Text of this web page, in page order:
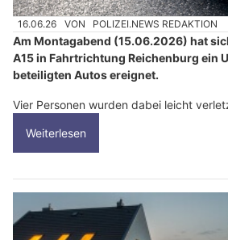
16.06.26 VON POLIZEI.NEWS REDAKTION
Am Montagabend (15.06.2026) hat
A15 in Fahrtrichtung Reichenburg ein
beteiligten Autos ereignet.
Vier Personen wurden dabei leicht
Weiterlesen